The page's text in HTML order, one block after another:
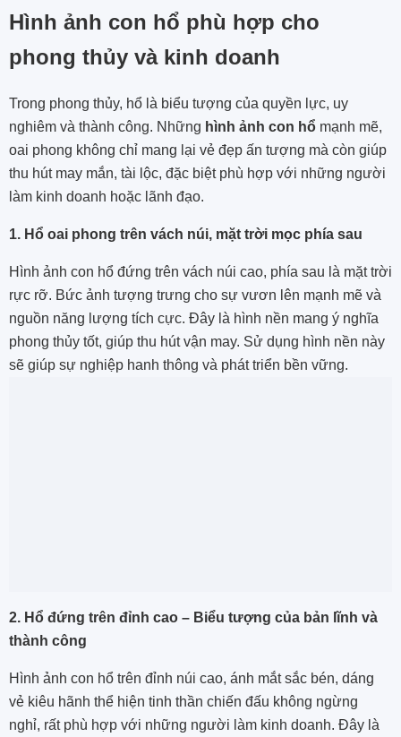
Hình ảnh con hổ phù hợp cho
phong thủy và kinh doanh
Trong phong thủy, hổ là biểu tượng của quyền lực, uy
nghiêm và thành công. Những hình ảnh con hổ mạnh mẽ,
oai phong không chỉ mang lại vẻ đẹp ấn tượng mà còn giúp
thu hút may mắn, tài lộc, đặc biệt phù hợp với những người
làm kinh doanh hoặc lãnh đạo.
1. Hổ oai phong trên vách núi, mặt trời mọc phía sau
Hình ảnh con hổ đứng trên vách núi cao, phía sau là mặt trời
rực rỡ. Bức ảnh tượng trưng cho sự vươn lên mạnh mẽ và
nguồn năng lượng tích cực. Đây là hình nền mang ý nghĩa
phong thủy tốt, giúp thu hút vận may. Sử dụng hình nền này
sẽ giúp sự nghiệp hanh thông và phát triển bền vững.
2. Hổ đứng trên đỉnh cao – Biểu tượng của bản lĩnh và
thành công
Hình ảnh con hổ trên đỉnh núi cao, ánh mắt sắc bén, dáng
vẻ kiêu hãnh thể hiện tinh thần chiến đấu không ngừng
nghỉ, rất phù hợp với những người làm kinh doanh. Đây là